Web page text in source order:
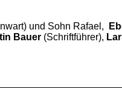
und Sohn Rafael,
Bauer (Schriftführer),